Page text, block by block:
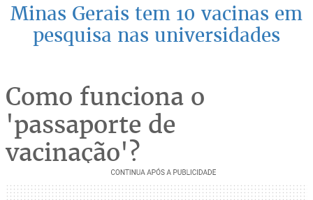
Minas Gerais tem 10 vacinas em
pesquisa nas universidades
Como funciona o
'passaporte de
vacinação'?